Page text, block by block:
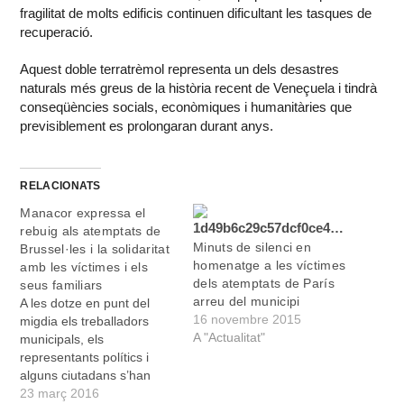
fragilitat de molts edificis continuen dificultant les tasques de
recuperació.
Aquest doble terratrèmol representa un dels desastres
naturals més greus de la història recent de Veneçuela i tindrà
conseqüències socials, econòmiques i humanitàries que
previsiblement es prolongaran durant anys.
RELACIONATS
Manacor expressa el
rebuig als atemptats de
Brussel·les i la solidaritat
amb les víctimes i els
seus familiars
A les dotze en punt del
migdia els treballadors
municipals, els
representants polítics i
alguns ciutadans s’han
concentrat davant l’accés
23 març 2016
Minuts de silenci en
homenatge a les víctimes
dels atemptats de París
arreu del municipi
16 novembre 2015
A "Actualitat"